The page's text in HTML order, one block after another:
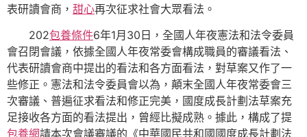
表研讀會商， 甜心再次征求社會大眾看法。
202包養條件6年1月30日，全國人年夜憲法和法令委員
會召閉會議，依據全國人年夜常委會構成職員的審議看法、
代表研讀會商中提出的看法和各方面看法，對草案又作了一
些修正。憲法和法令委員會以為，顛末全國人年夜常委會三
次審議、普遍征求看法和修正完美，國度成長計劃法草案充
足接收各方面的看法提出，曾經比擬成熟。據此，構成了提
包養網請本次會議審議的《中華國民共和國國度成長計劃法